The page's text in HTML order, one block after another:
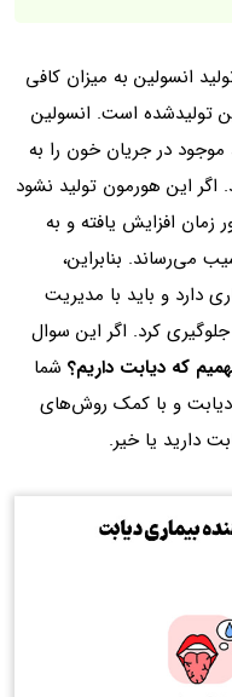
انسولین به میزان کافی
تولیدشده است. انسولین
در جریان خون را به
اگر این هورمون تولید نشود
زمان افزایش یافته و به
می‌رساند. بنابراین،
دارد و باید با مدیریت
کرد. اگر این سوال
که دیابت داریم؟ شما
دیابت و با کمک روش‌های
دارید یا خیر.